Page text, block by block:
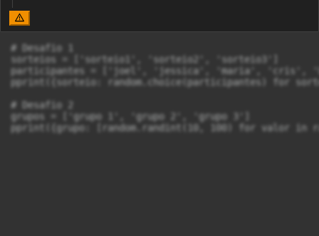
# Desafio 1
sorteios = ['sorteio1', 'sorteio2', 'sorteio3']
participantes = ['joel', 'jessica', 'maria', 'cris',
pprint({sorteio: random.choice(participantes) for
# Desafio 2
grupos = ['grupo 1', 'grupo 2', 'grupo 3']
pprint({grupo: [random.randint(10, 100) for valor in